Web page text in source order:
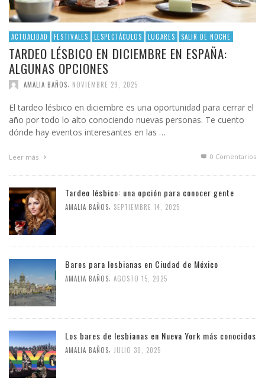
ACTUALIDAD FESTIVALES LESPECTÁCULOS LUGARES SALIR DE NOCHE
TARDEO LÉSBICO EN DICIEMBRE EN ESPAÑA:
ALGUNAS OPCIONES
AMALIA BAÑOS NOVIEMBRE 29, 2025
El tardeo lésbico en diciembre es una oportunidad para cerrar el
año por todo lo alto conociendo nuevas personas. Te cuento
dónde hay eventos interesantes en las …
Leer más 0 Comentarios
Tardeo lésbico: una opción para conocer gente
AMALIA BAÑOS SEPTIEMBRE 14, 2025
Bares para lesbianas en Ciudad de México
AMALIA BAÑOS AGOSTO 15, 2025
Los bares de lesbianas en Nueva York más conocidos
AMALIA BAÑOS JULIO 30, 2025